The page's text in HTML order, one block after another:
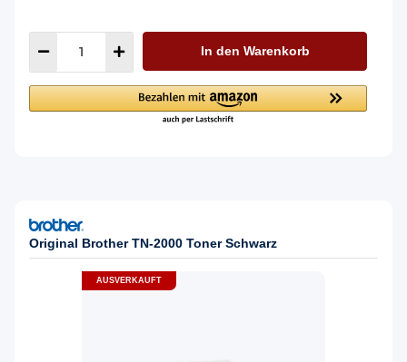
In den Warenkorb
Original Brother TN-2000 Toner Schwarz
AUSVERKAUFT